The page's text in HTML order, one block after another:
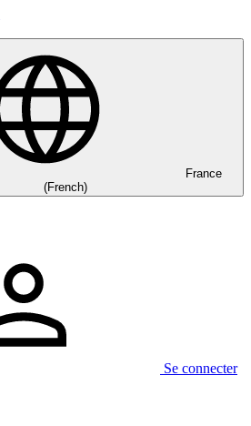
France
(French)
Se connecter